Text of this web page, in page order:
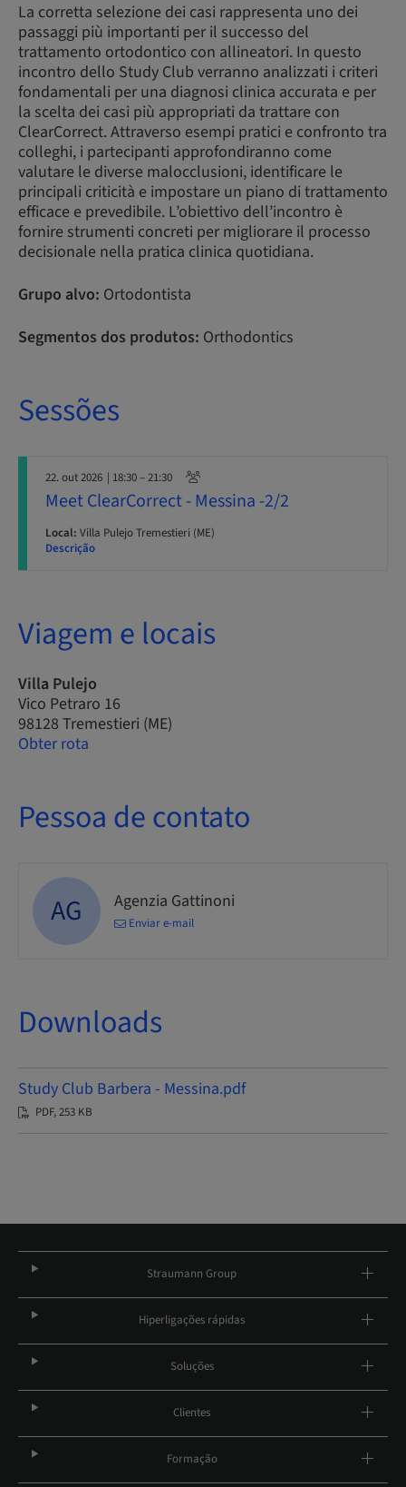
La corretta selezione dei casi rappresenta uno dei
passaggi più importanti per il successo del
trattamento ortodontico con allineatori. In questo
incontro dello Study Club verranno analizzati i criteri
fondamentali per una diagnosi clinica accurata e per
la scelta dei casi più appropriati da trattare con
ClearCorrect. Attraverso esempi pratici e confronto tra
colleghi, i partecipanti approfondiranno come
valutare le diverse malocclusioni, identificare le
principali criticità e impostare un piano di trattamento
efficace e prevedibile. L’obiettivo dell’incontro è
fornire strumenti concreti per migliorare il processo
decisionale nella pratica clinica quotidiana.
Grupo alvo: Ortodontista
Segmentos dos produtos: Orthodontics
Sessões
22. out 2026 | 18:30 – 21:30
Meet ClearCorrect - Messina -2/2
Local: Villa Pulejo Tremestieri (ME)
Descrição
Viagem e locais
Villa Pulejo
Vico Petraro 16
98128 Tremestieri (ME)
Obter rota
Pessoa de contato
AG Agenzia Gattinoni
Enviar e-mail
Downloads
Study Club Barbera - Messina.pdf
PDF, 253 KB
Straumann Group
Hiperligações rápidas
Soluções
Clientes
Formação